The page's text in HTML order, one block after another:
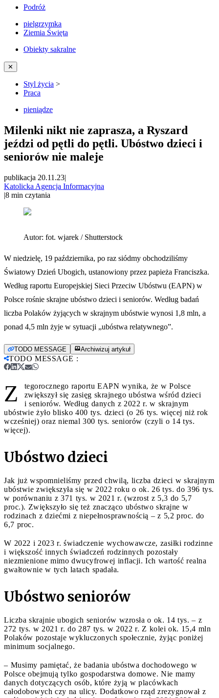
Podróż
pielgrzymka
Ziemia Święta
Obiekty sakralne
✕
Styl życia >
Praca
pieniądze
Milenki nikt nie zaprasza, a Ryszard
jeździ od pętli do pętli. Ubóstwo dzieci i
seniorów nie maleje
publikacja 20.11.23|
Katolicka Agencja Informacyjna
|8 min czytania
Autor: fot. wjarek / Shutterstock
W niedzielę, 19 października, po raz siódmy obchodziliśmy
Światowy Dzień Ubogich, ustanowiony przez papieża Franciszka.
Według raportu Europejskiej Sieci Przeciw Ubóstwu (EAPN) w
Polsce rośnie skrajne ubóstwo dzieci i seniorów. Według badań
liczba Polaków żyjących w skrajnym ubóstwie wynosi 1,8 mln, a
ponad 4,5 mln żyje w sytuacji „ubóstwa relatywnego”.
TODO MESSAGE Archiwizuj artykuł
TODO MESSAGE :
Z
tegorocznego raportu EAPN wynika, że w Polsce
zwiększył się zasięg skrajnego ubóstwa wśród dzieci
i seniorów. Według danych z 2022 r. w skrajnym
ubóstwie żyło blisko 400 tys. dzieci (o 26 tys. więcej niż rok
wcześniej) oraz niemal 300 tys. seniorów (czyli o 14 tys.
więcej).
Ubóstwo dzieci
Jak już wspomnieliśmy przed chwilą, liczba dzieci w skrajnym
ubóstwie zwiększyła się w 2022 roku o ok. 26 tys. do 396 tys.
w porównaniu z 371 tys. w 2021 r. (wzrost z 5,3 do 5,7
proc.). Zwiększyło się też znacząco ubóstwo skrajne w
rodzinach z dziećmi z niepełnosprawnością – z 5,2 proc. do
6,7 proc.
W 2022 i 2023 r. świadczenie wychowawcze, zasiłki rodzinne
i większość innych świadczeń rodzinnych pozostały
niezmienione mimo dwucyfrowej inflacji. Ich wartość realna
gwałtownie w tych latach spadała.
Ubóstwo seniorów
Liczba skrajnie ubogich seniorów wzrosła o ok. 14 tys. – z
272 tys. w 2021 r. do 287 tys. w 2022 r. Z kolei ok. 15,4 mln
Polaków pozostaje wykluczonych społecznie, żyjąc poniżej
minimum socjalnego.
– Musimy pamiętać, że badania ubóstwa dochodowego w
Polsce obejmują tylko gospodarstwa domowe. Nie mamy
danych dotyczących osób, które żyją w placówkach
całodobowych czy na ulicy. Dodatkowo rząd zrezygnował z